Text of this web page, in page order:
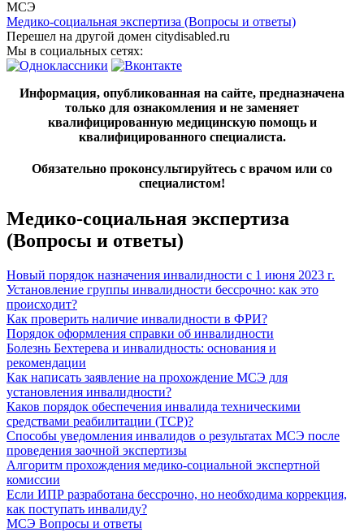
МСЭ
Медико-социальная экспертиза (Вопросы и ответы)
Перешел на другой домен citydisabled.ru
Мы в социальных сетях:
Информация, опубликованная на сайте, предназначена
только для ознакомления и не заменяет
квалифицированную медицинскую помощь и
квалифицированного специалиста.
Обязательно проконсультируйтесь с врачом или со
специалистом!
Медико-социальная экспертиза
(Вопросы и ответы)
Новый порядок назначения инвалидности с 1 июня 2023 г.
Установление группы инвалидности бессрочно: как это
происходит?
Как проверить наличие инвалидности в ФРИ?
Порядок оформления справки об инвалидности
Болезнь Бехтерева и инвалидность: основания и
рекомендации
Как написать заявление на прохождение МСЭ для
установления инвалидности?
Каков порядок обеспечения инвалида техническими
средствами реабилитации (ТСР)?
Способы уведомления инвалидов о результатах МСЭ после
проведения заочной экспертизы
Алгоритм прохождения медико-социальной экспертной
комиссии
Если ИПР разработана бессрочно, но необходима коррекция,
как поступать инвалиду?
МСЭ Вопросы и ответы